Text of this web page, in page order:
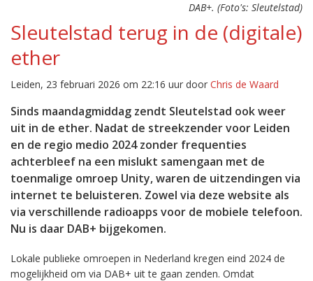
DAB+. (Foto's: Sleutelstad)
Sleutelstad terug in de (digitale)
ether
Leiden, 23 februari 2026 om 22:16 uur door Chris de Waard
Sinds maandagmiddag zendt Sleutelstad ook weer
uit in de ether. Nadat de streekzender voor Leiden
en de regio medio 2024 zonder frequenties
achterbleef na een mislukt samengaan met de
toenmalige omroep Unity, waren de uitzendingen via
internet te beluisteren. Zowel via deze website als
via verschillende radioapps voor de mobiele telefoon.
Nu is daar DAB+ bijgekomen.
Lokale publieke omroepen in Nederland kregen eind 2024 de
mogelijkheid om via DAB+ uit te gaan zenden. Omdat